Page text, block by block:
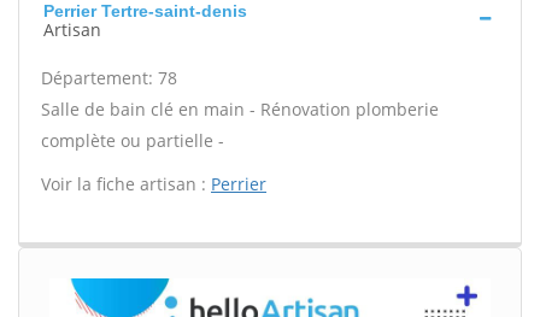
Perrier Tertre-saint-denis
Artisan
Département: 78
Salle de bain clé en main - Rénovation plomberie
complète ou partielle -
Voir la fiche artisan : Perrier